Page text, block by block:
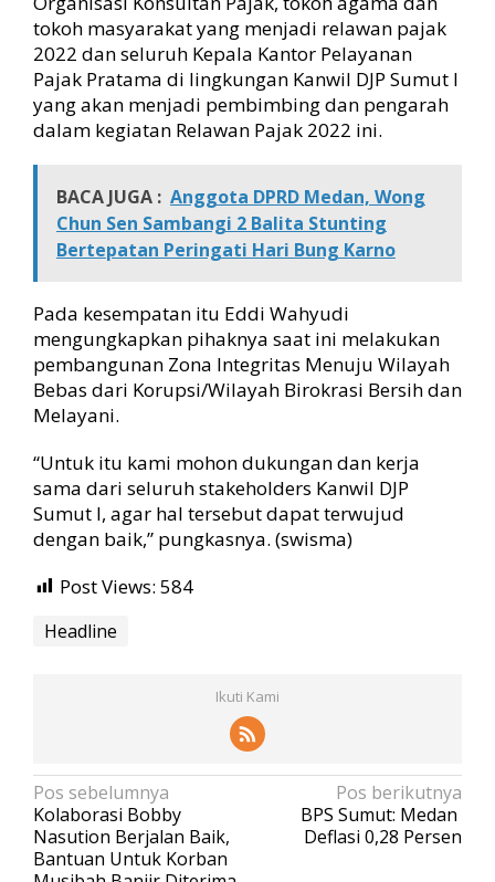
tokoh masyarakat yang menjadi relawan pajak
2022 dan seluruh Kepala Kantor Pelayanan
Pajak Pratama di lingkungan Kanwil DJP Sumut I
yang akan menjadi pembimbing dan pengarah
dalam kegiatan Relawan Pajak 2022 ini.
BACA JUGA : Anggota DPRD Medan, Wong
Chun Sen Sambangi 2 Balita Stunting
Bertepatan Peringati Hari Bung Karno
Pada kesempatan itu Eddi Wahyudi
mengungkapkan pihaknya saat ini melakukan
pembangunan Zona Integritas Menuju Wilayah
Bebas dari Korupsi/Wilayah Birokrasi Bersih dan
Melayani.
“Untuk itu kami mohon dukungan dan kerja
sama dari seluruh stakeholders Kanwil DJP
Sumut I, agar hal tersebut dapat terwujud
dengan baik,” pungkasnya. (swisma)
Post Views: 584
Headline
Ikuti Kami
N
a
v
Pos sebelumnya
Kolaborasi Bobby
Nasution Berjalan Baik,
Bantuan Untuk Korban
Pos berikutnya
BPS Sumut: Medan
Deflasi 0,28 Persen